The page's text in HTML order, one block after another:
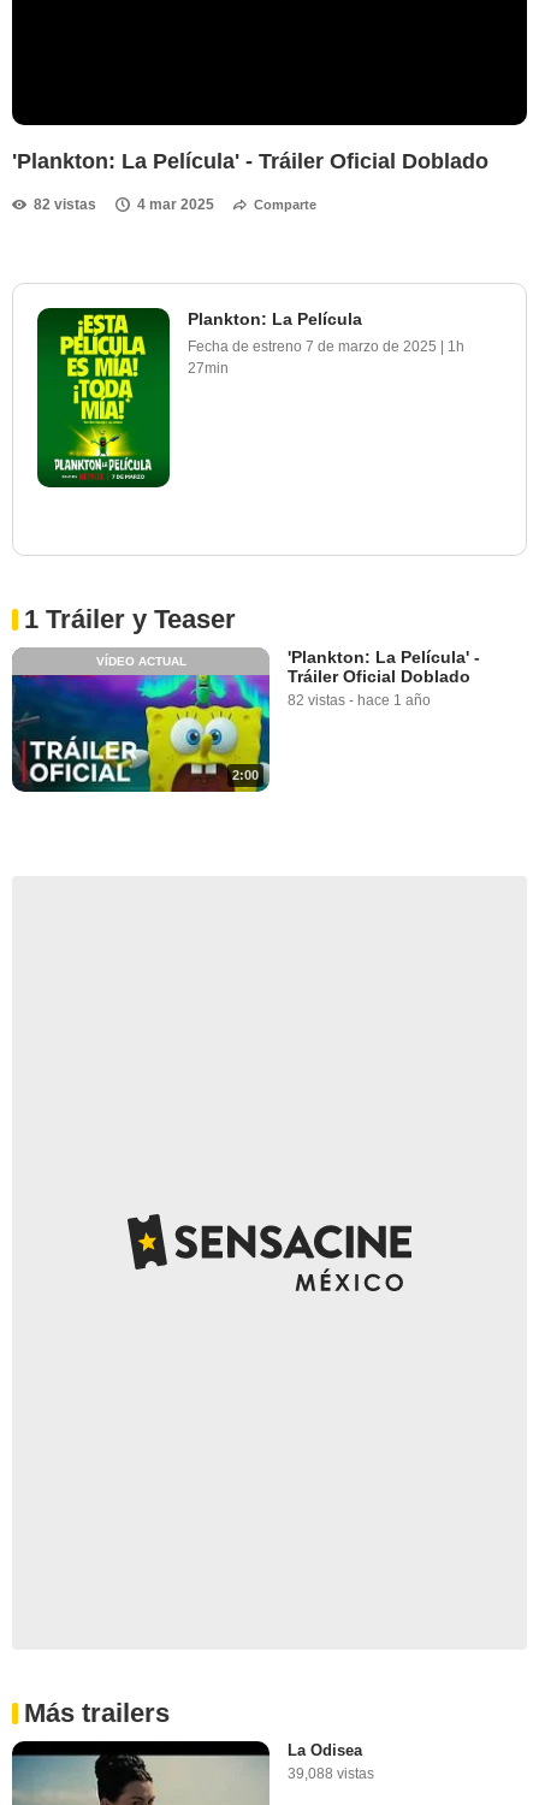
'Plankton: La Película' - Tráiler Oficial Doblado
82 vistas 4 mar 2025 Comparte
Plankton: La Película
Fecha de estreno 7 de marzo de 2025 | 1h
27min
1 Tráiler y Teaser
2:00
VÍDEO ACTUAL
'Plankton: La Película' -
Tráiler Oficial Doblado
82 vistas - hace 1 año
Más trailers
La Odisea
39,088 vistas